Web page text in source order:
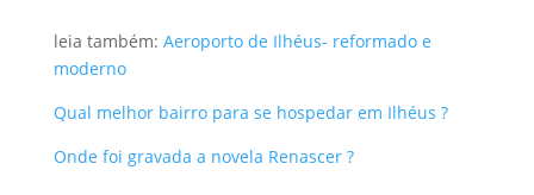
leia também: Aeroporto de Ilhéus- reformado e
moderno
Qual melhor bairro para se hospedar em Ilhéus ?
Onde foi gravada a novela Renascer ?